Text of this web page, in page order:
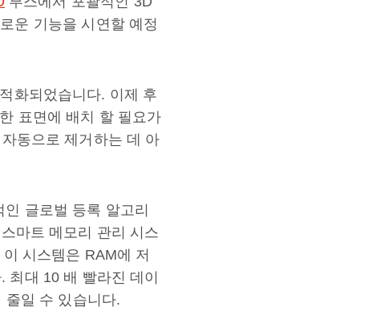
운 기능을 시연할 예정
화되었습니다. 이제 후
표면에 배치 할 필요가
동으로 제거하는 데 아
글로벌 등록 알고리
마트 메모리 관리 시스
시스템은 RAM에 저
대 10 배 빨라진 데이
줄일 수 있습니다.